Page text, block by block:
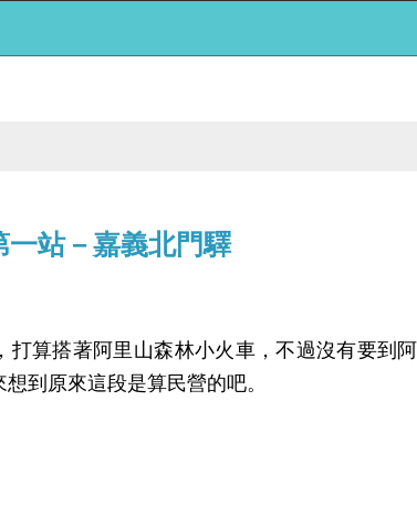
站－嘉義北門驛
打算搭著阿里山森林小火車，不過沒有要到
到原來這段是算民營的吧。